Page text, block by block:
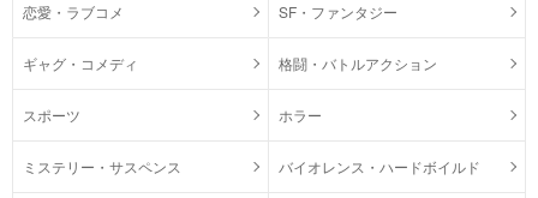
恋愛・ラブコメ SF・ファンタジー
ギャグ・コメディ 格闘・バトルアクション
スポーツ ホラー
ミステリー・サスペンス バイオレンス・ハードボイルド